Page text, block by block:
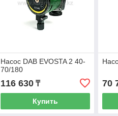
Насос DAB EVOSTA 2 40-
70/180
116 630₸
Купить
70